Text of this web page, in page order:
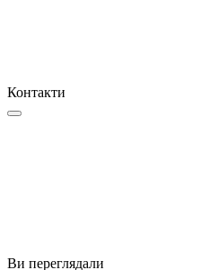
Контакти
Ви переглядали